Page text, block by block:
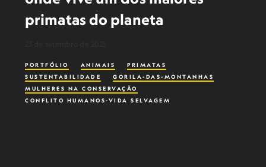
primatas do planeta
PORTFÓLIO ANIMAIS
PRIMATAS
SUSTENTABILIDADE
GORILA-DAS-MONTANHAS
MULHERES NA CONSERVAÇÃO
CONFLITO HUMANOS-VIDA SELVAGEM